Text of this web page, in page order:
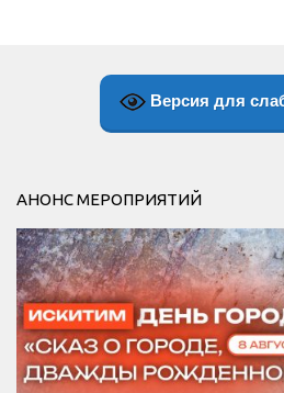
Версия для
АНОНС МЕРОПРИЯТИЙ